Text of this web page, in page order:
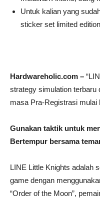
Untuk kalian yang
sticker set limited
Hardwareholic.com –
strategy simulation
masa Pra-Registrasi mulai
Gunakan taktik untuk
Bertempur bersama
LINE Little Knights adalah
game dengan
“Order of the Moon”,